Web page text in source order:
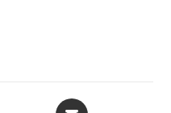
Opens